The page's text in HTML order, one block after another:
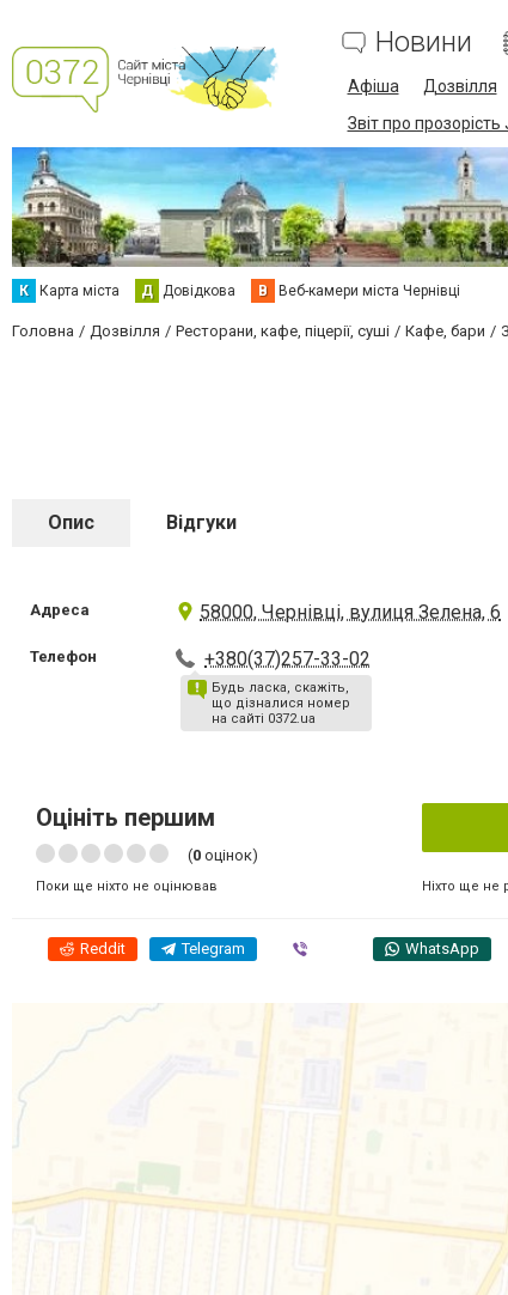
Новини
Афіша Дозвілля
Звіт про прозорість
К Карта міста Д Довідкова В Веб-камери міста Чернівці
Головна Дозвілля Ресторани, кафе, піцерії, суші Кафе, бари
Опис Відгуки
Адреса 58000, Чернівці, вулиця Зелена, 6
Телефон +380(37)257-33-02
Будь ласка, скажіть,
що дізналися номер
на сайті 0372.ua
Оцініть першим
(0 оцінок)
Поки ще ніхто не оцінював Ніхто ще не
Reddit Telegram WhatsApp